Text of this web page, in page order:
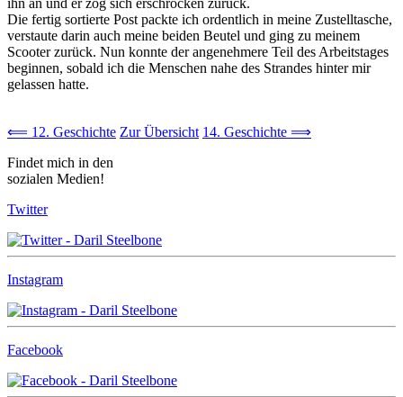
Die fertig sortierte Post packte ich ordentlich in meine Zustelltasche,
verstaute darin auch meine beiden Beutel und ging zu meinem
Scooter zurück. Nun konnte der angenehmere Teil des Arbeitstages
beginnen, sobald ich die Menschen nahe des Strandes hinter mir
gelassen hatte.
⟸ 12. Geschichte Zur Übersicht 14. Geschichte ⟹
Findet mich in den
sozialen Medien!
Twitter
Instagram
Facebook